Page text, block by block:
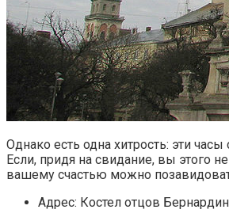
Однако есть одна хитрость: эти
Если, придя на свидание, вы этого
вашему счастью можно
Адрес: Костел отцов